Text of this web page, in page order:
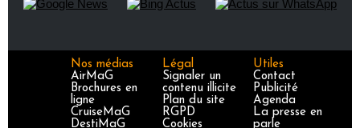
Nos médias
AirMaG
Brochures en
ligne
CruiseMaG
DestiMaG
Légal
Signaler un
contenu illicite
Plan du site
RGPD
Cookies
Utiles
Contact
Publicité
Agenda
La presse en
parle